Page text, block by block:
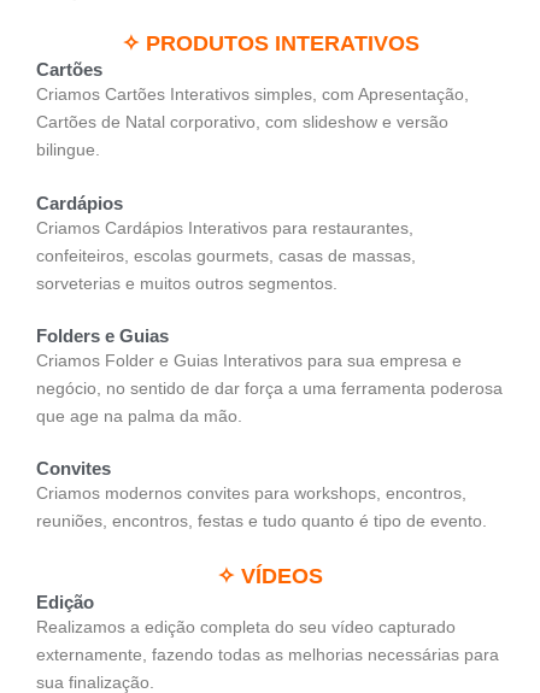
✧ PRODUTOS INTERATIVOS
Cartões
Criamos Cartões Interativos simples, com Apresentação,
Cartões de Natal corporativo, com slideshow e versão
bilingue.
Cardápios
Criamos Cardápios Interativos para restaurantes,
confeiteiros, escolas gourmets, casas de massas,
sorveterias e muitos outros segmentos.
Folders e Guias
Criamos Folder e Guias Interativos para sua empresa e
negócio, no sentido de dar força a uma ferramenta poderosa
que age na palma da mão.
Convites
Criamos modernos convites para workshops, encontros,
reuniões, encontros, festas e tudo quanto é tipo de evento.
✧ VÍDEOS
Edição
Realizamos a edição completa do seu vídeo capturado
externamente, fazendo todas as melhorias necessárias para
sua finalização.